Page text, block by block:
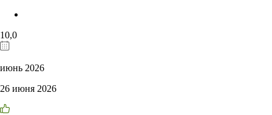
10,0
июнь 2026
26 июня 2026